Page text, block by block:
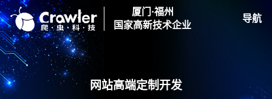
厦门·福州
国家高新技术企业
导航
网站高端定制开发